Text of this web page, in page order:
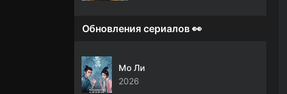
Обновления сериалов 👀
Мо Ли
2026